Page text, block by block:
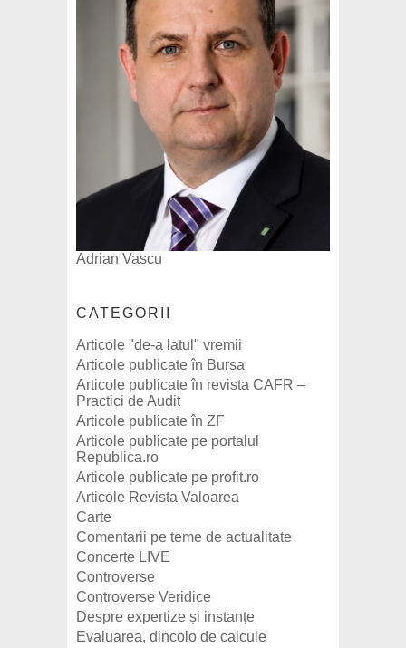
Adrian Vascu
CATEGORII
Articole "de-a latul" vremii
Articole publicate în Bursa
Articole publicate în revista CAFR –
Practici de Audit
Articole publicate în ZF
Articole publicate pe portalul
Republica.ro
Articole publicate pe profit.ro
Articole Revista Valoarea
Carte
Comentarii pe teme de actualitate
Concerte LIVE
Controverse
Controverse Veridice
Despre expertize și instanțe
Evaluarea, dincolo de calcule